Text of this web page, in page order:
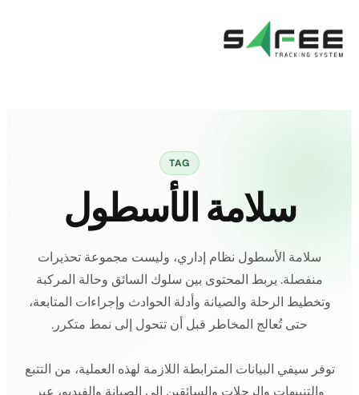
إلى
المحتوى
TAG
سلامة الأسطول
سلامة الأسطول نظام إداري، وليست مجموعة تحذيرات
منفصلة. يربط المحتوى بين سلوك السائق وحالة المركبة
وتخطيط الرحلة والصيانة وأدلة الحوادث وإجراءات المتابعة،
حتى تُعالج المخاطر قبل أن تتحول إلى نمط متكرر.
توفر سيفي البيانات المترابطة اللازمة لهذه العملية، من التتبع
والتنبيهات والرحلات والسائقين إلى الصيانة والفيديو، عبر